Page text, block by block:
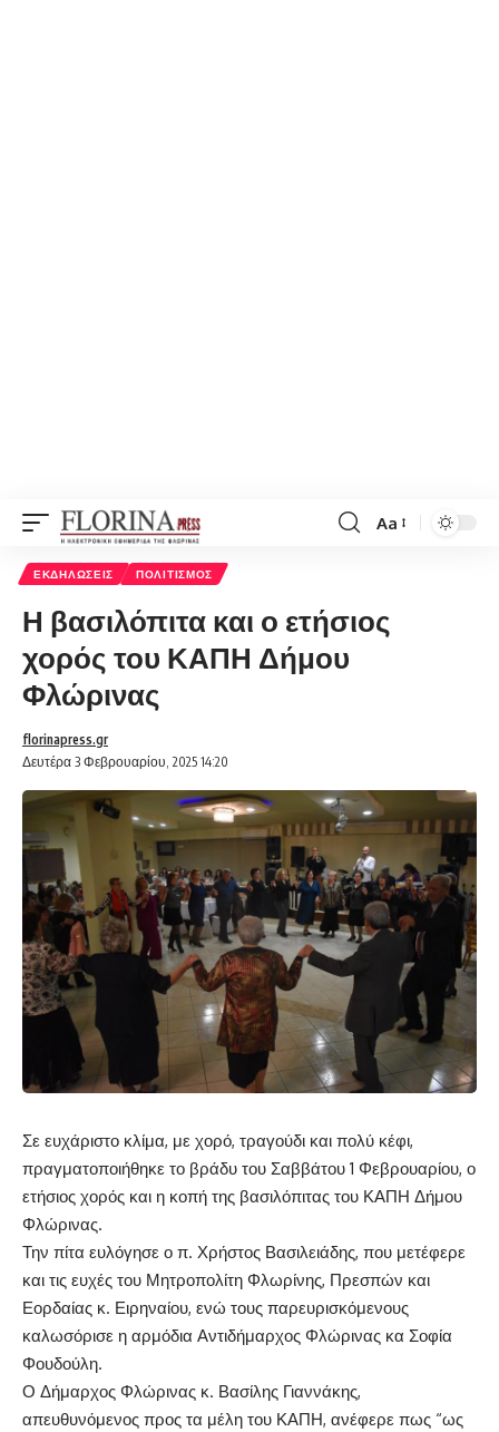
Font
Aa
ΕΚΔΗΛΏΣΕΙΣ ΠΟΛΙΤΙΣΜΌΣ
Η βασιλόπιτα και ο ετήσιος
χορός του ΚΑΠΗ Δήμου
Φλώρινας
Δευτέρα 3 Φεβρουαρίου, 2025 14:20
florinapress.gr
Σε ευχάριστο κλίμα, με χορό, τραγούδι και πολύ κέφι,
πραγματοποιήθηκε το βράδυ του Σαββάτου 1 Φεβρουαρίου, ο
ετήσιος χορός και η κοπή της βασιλόπιτας του ΚΑΠΗ Δήμου
Φλώρινας.
Την πίτα ευλόγησε ο π. Χρήστος Βασιλειάδης, που μετέφερε
και τις ευχές του Μητροπολίτη Φλωρίνης, Πρεσπών και
Εορδαίας κ. Ειρηναίου, ενώ τους παρευρισκόμενους
καλωσόρισε η αρμόδια Αντιδήμαρχος Φλώρινας κα Σοφία
Φουδούλη.
Ο Δήμαρχος Φλώρινας κ. Βασίλης Γιαννάκης,
απευθυνόμενος προς τα μέλη του ΚΑΠΗ, ανέφερε πως “ως